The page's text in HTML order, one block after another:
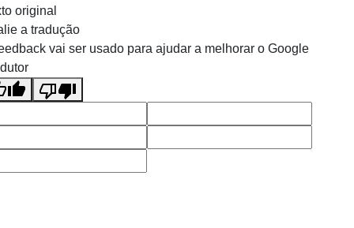
original
a tradução
vai ser usado para ajudar a melhorar o Google